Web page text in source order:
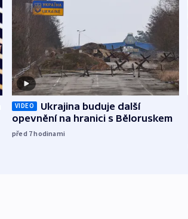
VIDEO
Ukrajina buduje další
opevnění na hranici s Běloruskem
před 7hodinami